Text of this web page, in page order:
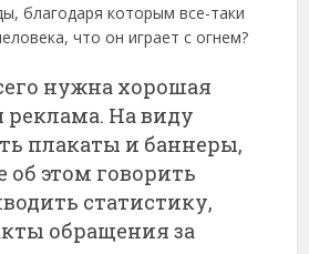
благодаря которым все-таки
что он играет с огнем?
нужна хорошая
реклама. На виду
плакаты и баннеры,
этом говорить
статистику,
обращения за